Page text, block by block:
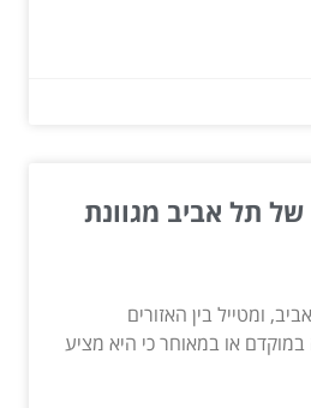
של תל אביב מגוונת
ומטייל בין האזורים
או במאוחר כי היא מציע